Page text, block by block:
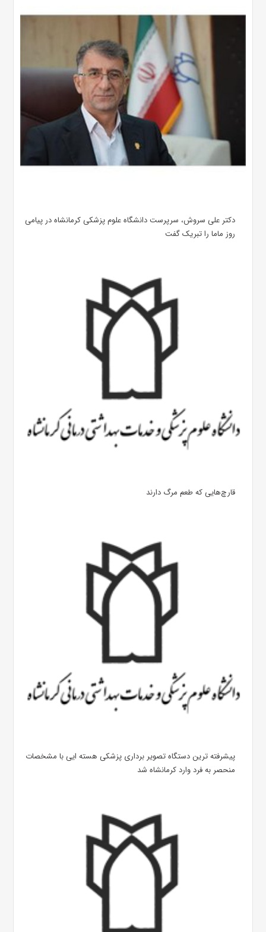
دکتر علی سروش، سرپرست دانشگاه علوم پزشکی کرمانشاه در پیامی
روز ماما را تبریک گفت
قارچ‌هایی که طعم مرگ دارند
پیشرفته ترین دستگاه تصویر برداری پزشکی هسته ایی با مشخصات
منحصر به فرد وارد کرمانشاه شد